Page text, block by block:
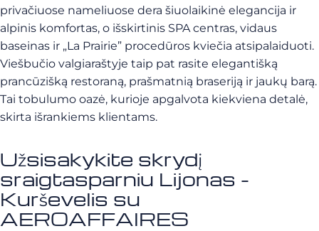
privačiuose nameliuose dera šiuolaikinė elegancija ir
alpinis komfortas, o išskirtinis SPA centras, vidaus
baseinas ir „La Prairie” procedūros kviečia atsipalaiduoti.
Viešbučio valgiaraštyje taip pat rasite elegantišką
prancūzišką restoraną, prašmatnią braseriją ir jaukų barą.
Tai tobulumo oazė, kurioje apgalvota kiekviena detalė,
skirta išrankiems klientams.
Užsisakykite skrydį
sraigtasparniu Lijonas -
Kurševelis su
AEROAFFAIRES